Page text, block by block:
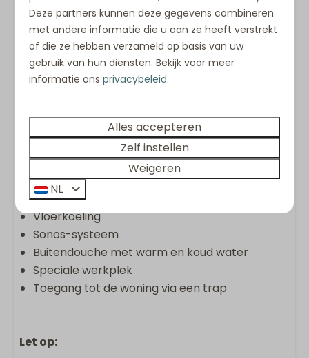
Nespresso-apparaat, vaatwasser, wijnkoelkast
en Quooker
Wasmachine en droger
Keukenpakket
Gemeubileerd terras met uitzicht op de duinen
Glazen serre met terrasverwarming en
geïsoleerde vloer
Tweede open terras
Airconditioning
Vloerkoeling
Sonos-systeem
Buitendouche met warm en koud water
Speciale werkplek
Toegang tot de woning via een trap
Let op:
Deze partners kunnen deze gegevens combineren
met andere informatie die u aan ze heeft verstrekt
of die ze hebben verzameld op basis van uw
gebruik van hun diensten. Bekijk voor meer
informatie onsprivacybeleid.
Alles accepteren
Zelf instellen
Weigeren
NL